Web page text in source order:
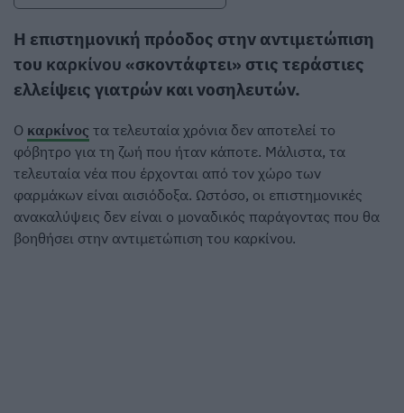
Η επιστημονική πρόοδος στην αντιμετώπιση
του καρκίνου «σκοντάφτει» στις τεράστιες
ελλείψεις γιατρών και νοσηλευτών.
Ο καρκίνος τα τελευταία χρόνια δεν αποτελεί το
φόβητρο για τη ζωή που ήταν κάποτε. Μάλιστα, τα
τελευταία νέα που έρχονται από τον χώρο των
φαρμάκων είναι αισιόδοξα. Ωστόσο, οι επιστημονικές
ανακαλύψεις δεν είναι ο μοναδικός παράγοντας που θα
βοηθήσει στην αντιμετώπιση του καρκίνου.